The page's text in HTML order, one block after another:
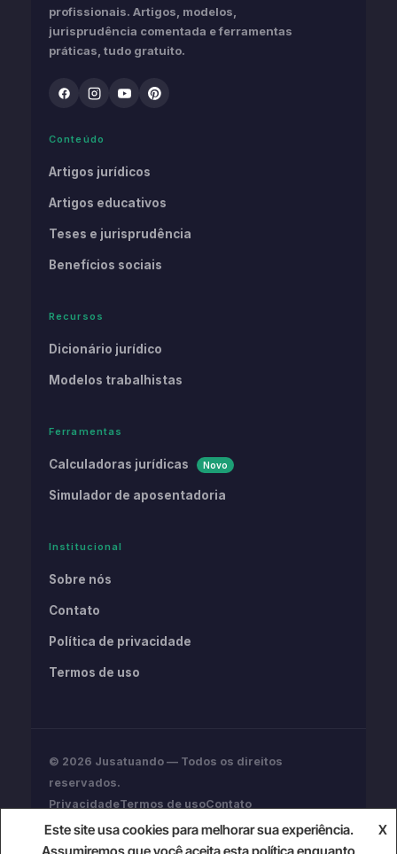
profissionais. Artigos, modelos,
jurisprudência comentada e ferramentas
práticas, tudo gratuito.
Conteúdo
Artigos jurídicos
Artigos educativos
Teses e jurisprudência
Benefícios sociais
Recursos
Dicionário jurídico
Modelos trabalhistas
Ferramentas
Calculadoras jurídicas Novo
Simulador de aposentadoria
Institucional
Sobre nós
Contato
Política de privacidade
Termos de uso
© 2026 Jusatuando — Todos os direitos
reservados.
PrivacidadeTermos de usoContato
Conteúdo informativo. Não substitui assessoria
jurídica profissional.
Este site usa cookies para melhorar sua experiência.
X